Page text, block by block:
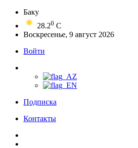
Баку
28.20 C
Воскресенье, 9 август 2026
Войти
Подписка
Контакты